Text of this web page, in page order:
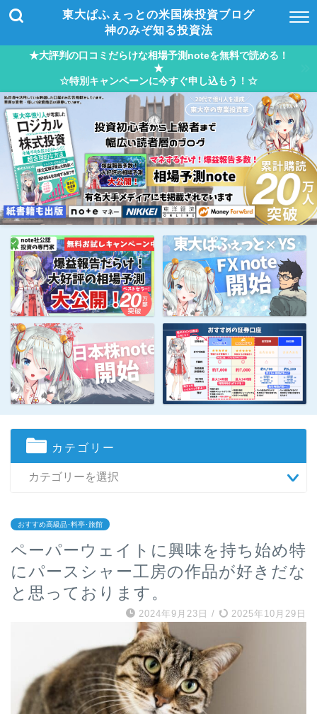
東大ぱふぇっとの米国株投資ブログ
神のみぞ知る投資法
★大評判の口コミだらけな相場予測noteを無料で読める！
★
☆特別キャンペーンに今すぐ申し込もう！☆
カテゴリー
おすすめ高級品･料亭･旅館
ペーパーウェイトに興味を持ち始め特
にパースシャー工房の作品が好きだな
と思っております。
2024年9月23日 / 2025年10月29日